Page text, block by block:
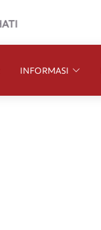
INFORMASI